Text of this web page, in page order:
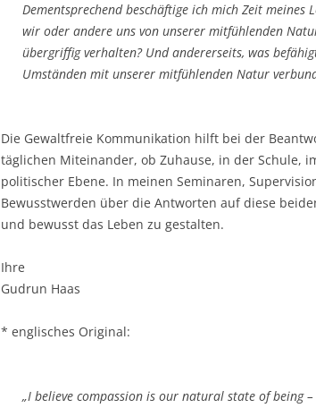
Dementsprechend beschäftige ich mich Zeit meines
wir oder andere uns von unserer mitfühlenden
übergriffig verhalten? Und andererseits, was
Umständen mit unserer mitfühlenden Natur
Die Gewaltfreie Kommunikation hilft bei der
täglichen Miteinander, ob Zuhause, in der Schule,
politischer Ebene. In meinen Seminaren,
Bewusstwerden über die Antworten auf diese
und bewusst das Leben zu gestalten.
Ihre
Gudrun Haas
* englisches Original:
„I believe compassion is our natural state of being